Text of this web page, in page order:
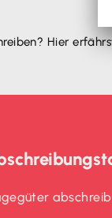
Hier